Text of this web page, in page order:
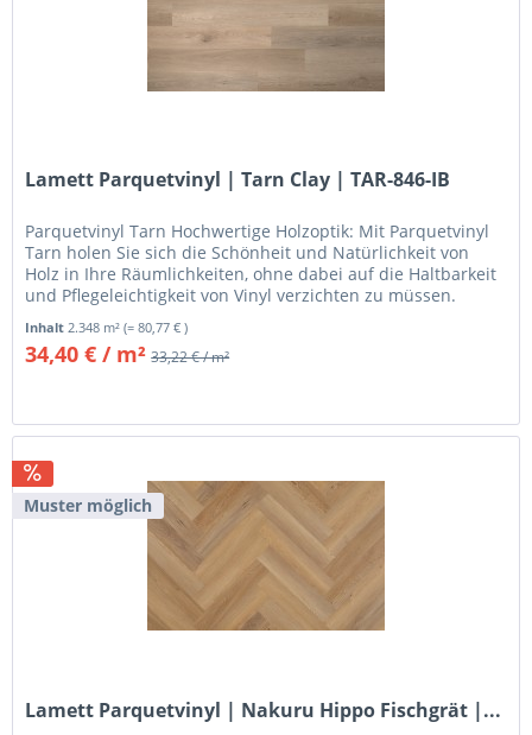
Lamett Parquetvinyl | Tarn Clay | TAR-846-IB
Parquetvinyl Tarn Hochwertige Holzoptik: Mit Parquetvinyl
Tarn holen Sie sich die Schönheit und Natürlichkeit von
Holz in Ihre Räumlichkeiten, ohne dabei auf die Haltbarkeit
und Pflegeleichtigkeit von Vinyl verzichten zu müssen.
Inhalt2.348 m²(= 80,77 € )
34,40 € / m² 33,22 € / m²
Muster möglich
Lamett Parquetvinyl | Nakuru Hippo Fischgrät |...